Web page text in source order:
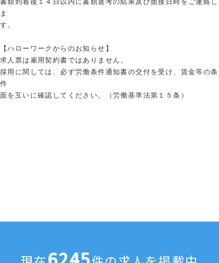
ま
す。
【ハローワークからのお知らせ】
求人票は雇用契約書ではありません。
採用に関しては、必ず労働条件通知書の交付を受け、賃金等の条
件
面を互いに確認してください。（労働基準法第１５条）